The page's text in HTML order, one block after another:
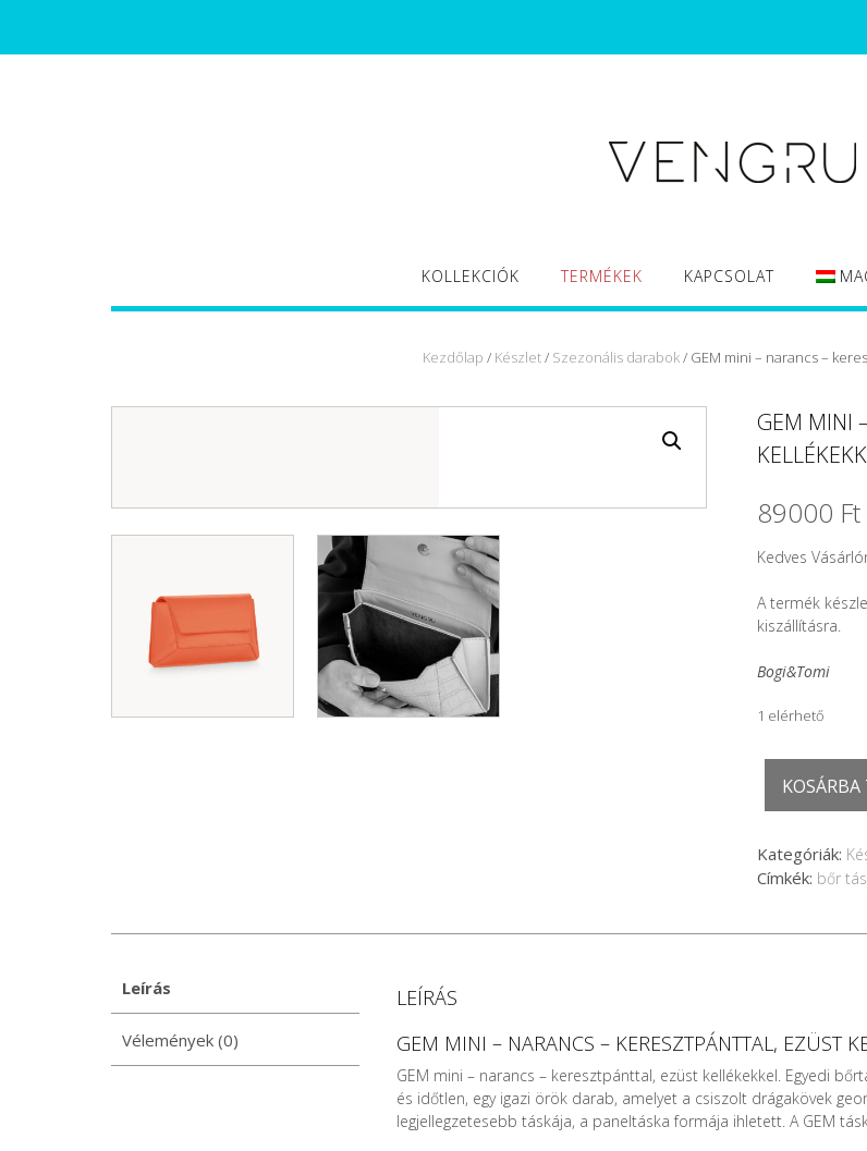
content
KOLLEKCIÓK TERMÉKEK KAPCSOLAT
Kezdőlap / Készlet/ Szezonális darabok/ GEM mini – narancs –
GEM MINI
89000 Ft
Kedves
A termék
kiszállításra.
Bogi&Tomi
1 elérhető
mini
-
keresztpánttal,
kellékekkel
KOSÁRBA
Kategóriák:
Címkék: bőr
Leírás
Vélemények (0)
LEÍRÁS
GEM MINI – NARANCS – KERESZTPÁNTTAL, EZÜST
GEM mini – narancs – keresztpánttal, ezüst kellékekkel. Egyedi
és időtlen, egy igazi örök darab, amelyet a csiszolt drágakövek
legjellegzetesebb táskája, a paneltáska formája ihletett. A GEM